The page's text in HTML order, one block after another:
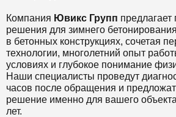
Компания Ювикс Групп
решения для зимнего
в бетонных конструкциях, сочетая
технологии, многолетний опыт
условиях и глубокое понимание
Наши специалисты проведут
часов после обращения и
решение именно для вашего
лет.